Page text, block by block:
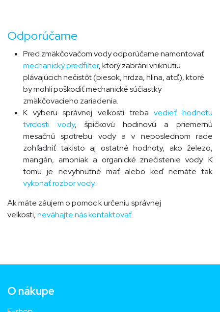
Odporúčame
Pred zmäkčovačom vody odporúčame namontovať
mechanický predfilter, ktorý zabráni vniknutiu
plávajúcich nečistôt (piesok, hrdza, hlina, atď.), ktoré
by mohli poškodiť mechanické súčiastky
zmäkčovacieho zariadenia.
K výberu správnej veľkosti trebavedieť hodnotu
tvrdosti vody, špičkovú hodinovú a priemernú
mesačnú spotrebu vody a v neposlednom rade
zohľadniť takisto aj ostatné hodnoty, ako železo,
mangán, amoniak a organické znečistenie vody. K
tomu je nevyhnutné mať alebo keď nemáte tak
vykonať rozbor vody.
Ak máte záujem o pomoc k určeniu správnej
veľkosti,neváhajte nás kontaktovať.
O nákupe